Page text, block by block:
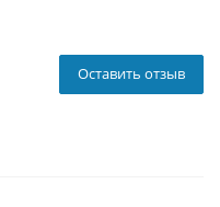
Оставить отзыв